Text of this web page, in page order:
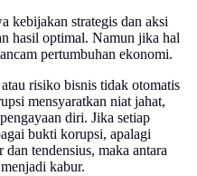
kebijakan strategis dan aksi
hasil optimal. Namun jika hal
pertumbuhan ekonomi.
risiko bisnis tidak otomatis
mensyaratkan niat jahat,
diri. Jika setiap
bukti korupsi, apalagi
tendensius, maka antara
kabur.